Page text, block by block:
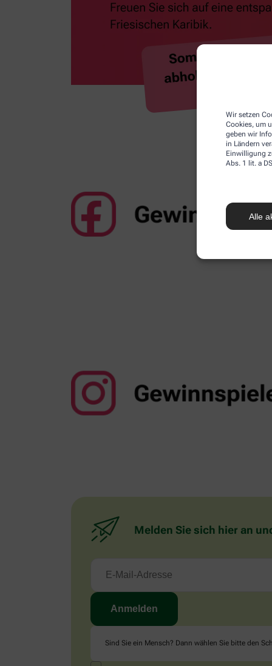
Wir setzen
Cookies, um
geben wir
in Ländern
Einwilligung
Abs. 1 lit. a
Alle
Melden Sie sich hier an
Sind Sie ein Mensch? Dann wählen Sie bitte den